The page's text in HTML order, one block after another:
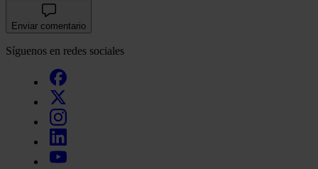
Enviar comentario
Síguenos en redes sociales